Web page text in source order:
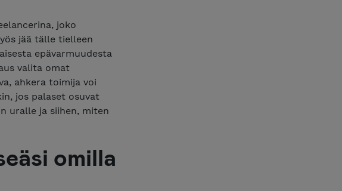
joko
jää tälle tielleen
epävarmuudesta
valita omat
ahkera toimija voi
jos palaset osuvat
uralle ja siihen, miten
omilla